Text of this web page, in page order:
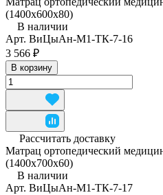
(1400x600x80)
В наличии
Арт. ВиЦыАн-М1-ТК-7-16
3 566 ₽
В корзину
Рассчитать доставку
Матрац ортопедический
(1400x700x60)
В наличии
Арт. ВиЦыАн-М1-ТК-7-17